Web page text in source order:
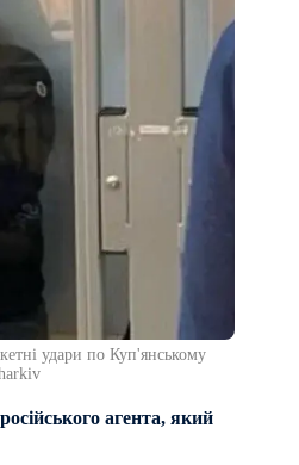
удари по Куп'янському
агента, який